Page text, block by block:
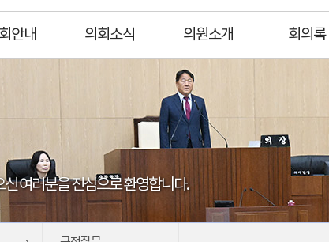
안내 의회소식 의원소개 회의록
여러분을 진심으로 환영합니다.